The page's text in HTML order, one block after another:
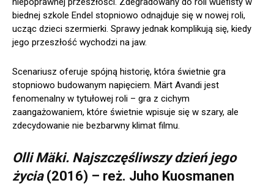
biednej szkole Endel stopniowo odnajduje się w nowej roli,
ucząc dzieci szermierki. Sprawy jednak komplikują się, kiedy
jego przeszłość wychodzi na jaw.
Scenariusz oferuje spójną historię, która świetnie gra
stopniowo budowanym napięciem. Märt Avandi jest
fenomenalny w tytułowej roli – gra z cichym
zaangażowaniem, które świetnie wpisuje się w szary, ale
zdecydowanie nie bezbarwny klimat filmu.
Olli Mäki. Najszczęśliwszy dzień jego
życia(2016) – reż. Juho Kuosmanen